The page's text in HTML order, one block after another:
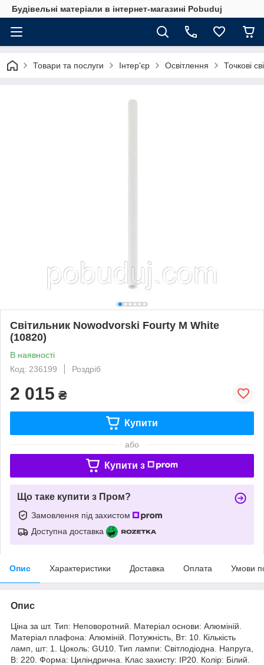
Будівельні матеріали в інтернет-магазині Pobuduj
Товари та послуги Інтер'єр Освітлення Точкові
Світильник Nowodvorski Fourty M White
(10820)
В наявності
Код: 236199
Роздріб
2 015 ₴
Купити
або
Купити з
Що таке купити з Пром?
Замовлення під захистом
Доступна доставка
Опис Характеристики Доставка Оплата Умови
Опис
Ціна за шт. Тип: Неповоротний. Матеріал основи: Алюміній.
Матеріал плафона: Алюміній. Потужність, Вт: 10. Кількість
ламп, шт: 1. Цоколь: GU10. Тип лампи: Світлодіодна. Напруга,
В: 220. Форма: Циліндрична. Клас захисту: IP20. Колір: Білий.